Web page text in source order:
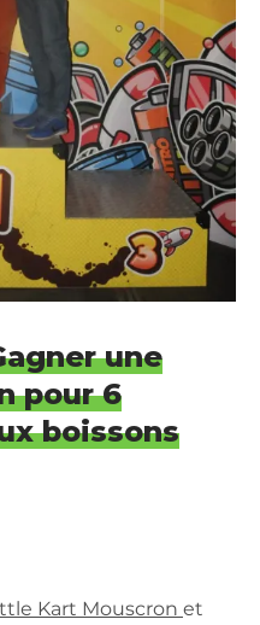
une
pour 6
boissons
Kart Mouscron et